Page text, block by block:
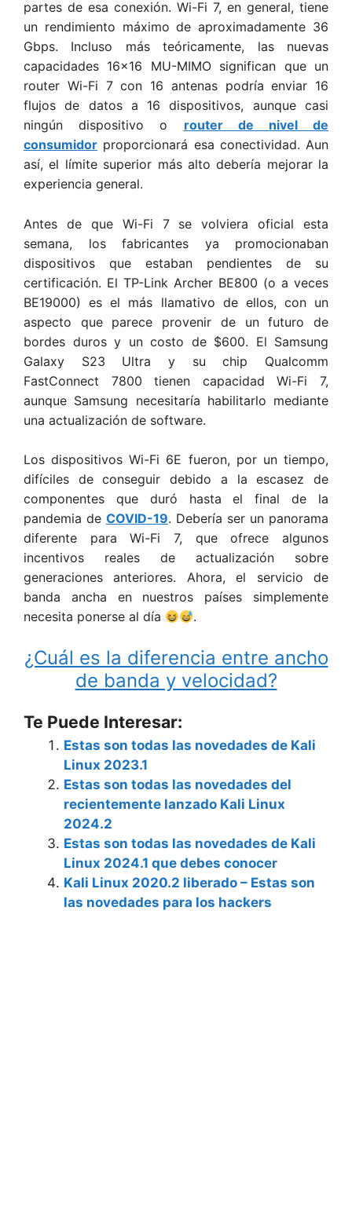
partes de esa conexión. Wi-Fi 7, en general, tiene
un rendimiento máximo de aproximadamente 36
Gbps. Incluso más teóricamente, las nuevas
capacidades 16×16 MU-MIMO significan que un
router Wi-Fi 7 con 16 antenas podría enviar 16
flujos de datos a 16 dispositivos, aunque casi
ningún dispositivo o router de nivel de
consumidor proporcionará esa conectividad. Aun
así, el límite superior más alto debería mejorar la
experiencia general.
Antes de que Wi-Fi 7 se volviera oficial esta
semana, los fabricantes ya promocionaban
dispositivos que estaban pendientes de su
certificación. El TP-Link Archer BE800 (o a veces
BE19000) es el más llamativo de ellos, con un
aspecto que parece provenir de un futuro de
bordes duros y un costo de $600. El Samsung
Galaxy S23 Ultra y su chip Qualcomm
FastConnect 7800 tienen capacidad Wi-Fi 7,
aunque Samsung necesitaría habilitarlo mediante
una actualización de software.
Los dispositivos Wi-Fi 6E fueron, por un tiempo,
difíciles de conseguir debido a la escasez de
componentes que duró hasta el final de la
pandemia de COVID-19. Debería ser un panorama
diferente para Wi-Fi 7, que ofrece algunos
incentivos reales de actualización sobre
generaciones anteriores. Ahora, el servicio de
banda ancha en nuestros países simplemente
necesita ponerse al día
.
¿Cuál es la diferencia entre ancho
de banda y velocidad?
Te Puede Interesar:
Estas son todas las novedades de Kali
Linux 2023.1
Estas son todas las novedades del
recientemente lanzado Kali Linux
2024.2
Estas son todas las novedades de Kali
Linux 2024.1 que debes conocer
Kali Linux 2020.2 liberado – Estas son
las novedades para los hackers